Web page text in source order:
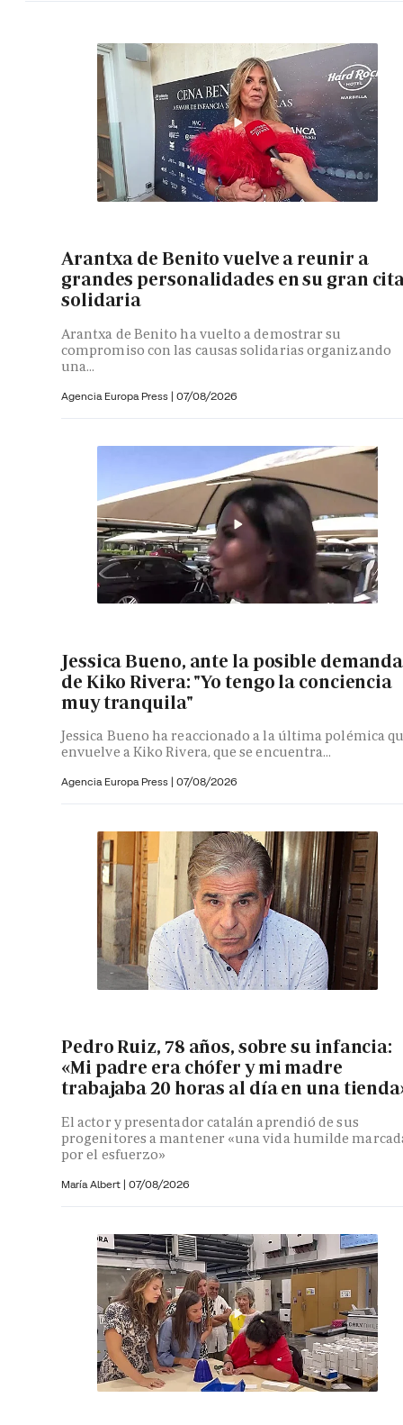
Arantxa de Benito vuelve a reunir a
grandes personalidades en su gran
solidaria
Arantxa de Benito ha vuelto a demostrar su
compromiso con las causas solidarias organizando
una...
Agencia Europa Press | 07/08/2026
Jessica Bueno, ante la posible demanda
de Kiko Rivera: "Yo tengo la conciencia
muy tranquila"
Jessica Bueno ha reaccionado a la última polémica
envuelve a Kiko Rivera, que se encuentra...
Agencia Europa Press | 07/08/2026
Pedro Ruiz, 78 años, sobre su infancia:
«Mi padre era chófer y mi madre
trabajaba 20 horas al día en una
El actor y presentador catalán aprendió de sus
progenitores a mantener «una vida humilde
por el esfuerzo»
María Albert | 07/08/2026